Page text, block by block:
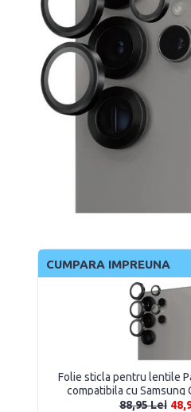
CUMPARA IMPREUNA
Folie sticla pentru lentile
compatibila cu Samsung
Negru
88,95 Lei